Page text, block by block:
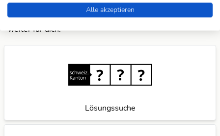
du weitere Ideen für nützliche Suchfunktionen hast,teile
sie mit unsund wir verbessern unser Angebot gerne
weiter für dich.
Lösungssuche
Alle akzeptieren